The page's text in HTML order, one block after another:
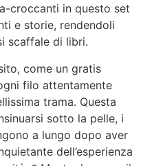
croccanti in questo set
e storie, rendendoli
scaffale di libri.
come un gratis
filo attentamente
trama. Questa
sotto la pelle, i
a lungo dopo aver
dell’esperienza